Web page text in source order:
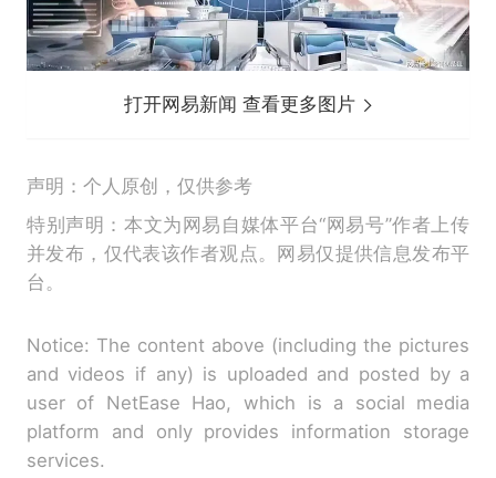
打开网易新闻 查看更多图片
声明：个人原创，仅供参考
特别声明：本文为网易自媒体平台“网易号”作者上传
并发布，仅代表该作者观点。网易仅提供信息发布平
台。
Notice: The content above (including the pictures
and videos if any) is uploaded and posted by a
user of NetEase Hao, which is a social media
platform and only provides information storage
services.